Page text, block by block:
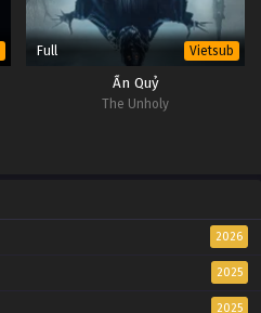
Full Vietsub
Ấn Quỷ
The Unholy
2026
2025
2025